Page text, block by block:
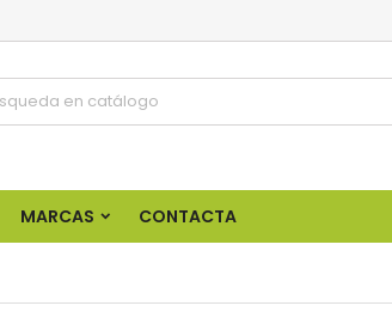
MARCAS CONTACTA